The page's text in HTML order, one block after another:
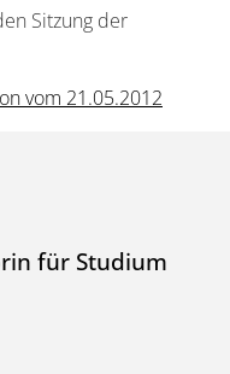
Sitzung der
vom 21.05.2012
für Studium
und Lehre